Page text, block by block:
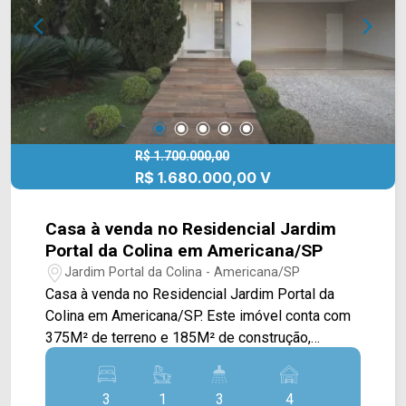
a sua visita!! WhatsApp e Telefone: (19) 3475-
4546 ARBIX IMÓVEIS - Presente em cada
mudança!
R$ 1.700.000,00
R$ 1.680.000,00 V
Casa à venda no Residencial Jardim
Portal da Colina em Americana/SP
Jardim Portal da Colina - Americana/SP
Casa à venda no Residencial Jardim Portal da
Colina em Americana/SP. Este imóvel conta com
375M² de terreno e 185M² de construção,
oferecendo uma excelente iluminação natural e
uma arquitetura moderna. Contando com uma
3 1 3 4